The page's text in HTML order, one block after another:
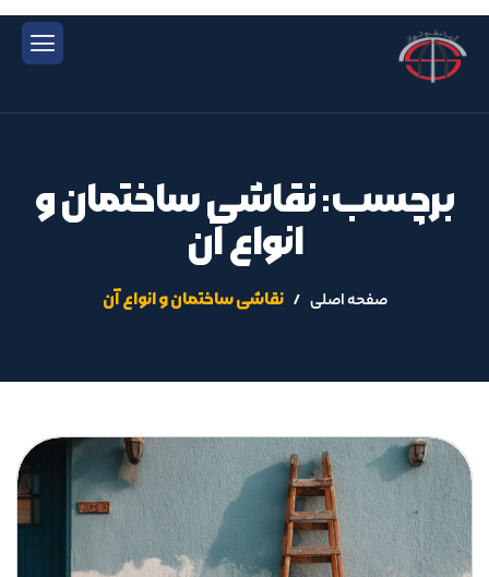
برچسب: نقاشی ساختمان و
انواع آن
صفحه اصلی نقاشی ساختمان و انواع آن